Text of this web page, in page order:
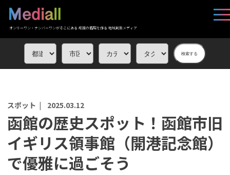
オンリーワン・ナンバーワンがそこにある 応援の循環を作る 地域創生メディア
検索する
スポット | 2025.03.12
函館の歴史スポット！函館市旧
イギリス領事館（開港記念館）
で優雅に過ごそう